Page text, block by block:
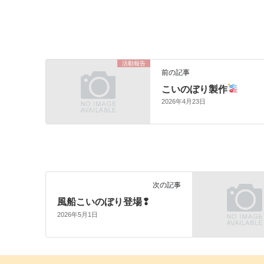
活動報告
前の記事
こいのぼり製作
2026年4月23日
次の記事
風船こいのぼり登場❢
2026年5月1日